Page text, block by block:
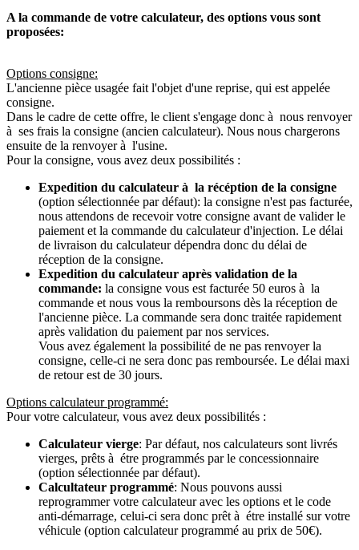
A la commande de votre calculateur, des options vous sont
proposées:
Options consigne:
L'ancienne pièce usagée fait l'objet d'une reprise, qui est appelée
consigne.
Dans le cadre de cette offre, le client s'engage donc à nous renvoyer
à ses frais la consigne (ancien calculateur). Nous nous chargerons
ensuite de la renvoyer à l'usine.
Pour la consigne, vous avez deux possibilités :
Expedition du calculateur à la récéption de la consigne
(option sélectionnée par défaut): la consigne n'est pas facturée,
nous attendons de recevoir votre consigne avant de valider le
paiement et la commande du calculateur d'injection. Le délai
de livraison du calculateur dépendra donc du délai de
réception de la consigne.
Expedition du calculateur après validation de la
commande: la consigne vous est facturée 50 euros à la
commande et nous vous la remboursons dès la réception de
l'ancienne pièce. La commande sera donc traitée rapidement
après validation du paiement par nos services.
Vous avez également la possibilité de ne pas renvoyer la
consigne, celle-ci ne sera donc pas remboursée. Le délai maxi
de retour est de 30 jours.
Options calculateur programmé:
Pour votre calculateur, vous avez deux possibilités :
Calculateur vierge: Par défaut, nos calculateurs sont livrés
vierges, prêts à étre programmés par le concessionnaire
(option sélectionnée par défaut).
Calcultateur programmé: Nous pouvons aussi
reprogrammer votre calculateur avec les options et le code
anti-démarrage, celui-ci sera donc prêt à étre installé sur votre
véhicule (option calculateur programmé au prix de 50€).